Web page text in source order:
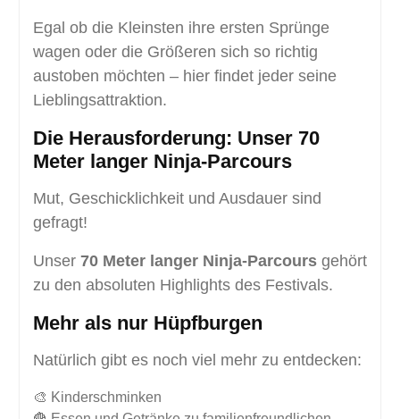
Egal ob die Kleinsten ihre ersten Sprünge
wagen oder die Größeren sich so richtig
austoben möchten – hier findet jeder seine
Lieblingsattraktion.
Die Herausforderung: Unser 70
Meter langer Ninja-Parcours
Mut, Geschicklichkeit und Ausdauer sind
gefragt!
Unser 70 Meter langer Ninja-Parcoursgehört
zu den absoluten Highlights des Festivals.
Mehr als nur Hüpfburgen
Natürlich gibt es noch viel mehr zu entdecken:
🎨 Kinderschminken